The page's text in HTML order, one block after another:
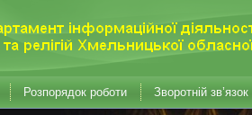
Розпорядок роботи Зворотній зв’язок